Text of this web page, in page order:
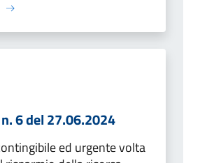
6 del 27.06.2024
ed urgente volta